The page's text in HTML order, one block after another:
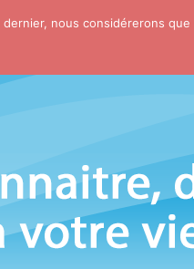
nous considérerons